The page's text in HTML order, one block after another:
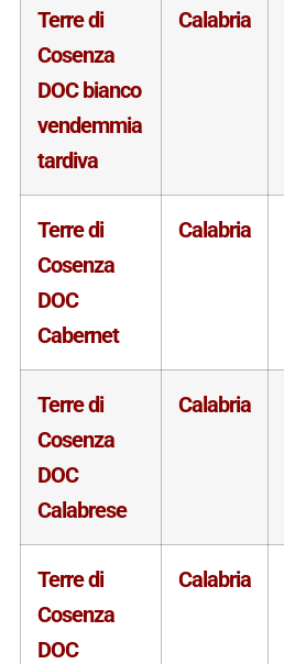
Terre di
Cosenza
DOC bianco
vendemmia
tardiva
Calabria
Terre di
Cosenza
DOC
Cabernet
Calabria
Terre di
Cosenza
DOC
Calabrese
Calabria
Terre di
Cosenza
DOC
Calabria